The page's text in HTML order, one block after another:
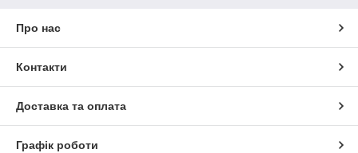
Про нас
Контакти
Доставка та оплата
Графік роботи